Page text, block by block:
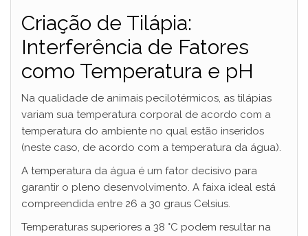
y
V
i
d
e
o
Criação de Tilápia:
Interferência de Fatores
como Temperatura e pH
Na qualidade de animais pecilotérmicos, as tilápias
variam sua temperatura corporal de acordo com a
temperatura do ambiente no qual estão inseridos
(neste caso, de acordo com a temperatura da água).
A temperatura da água é um fator decisivo para
garantir o pleno desenvolvimento. A faixa ideal está
compreendida entre 26 a 30 graus Celsius.
Temperaturas superiores a 38 °C podem resultar na